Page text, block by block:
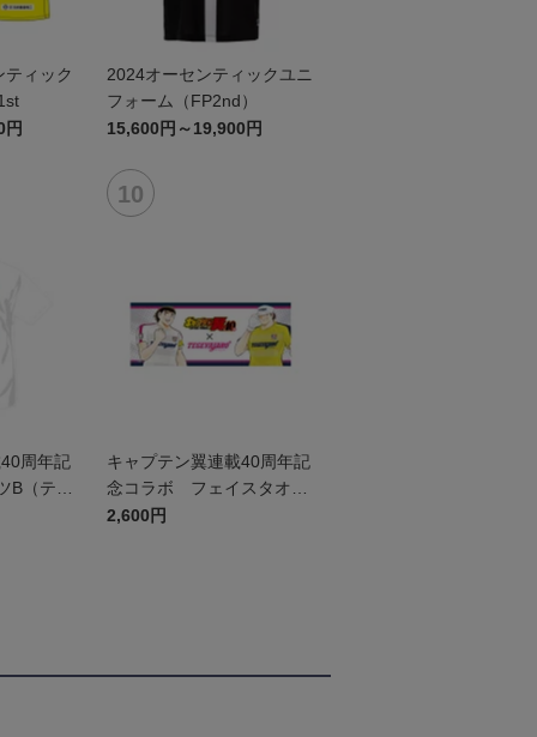
ィック
円
2024オーセンティックユニ
フォーム（FP2nd）
15,600円～19,900円
周年記
（テゲ
キャプテン翼連載40周年記
念コラボ フェイスタオル
（テゲバジャーロ宮崎）
2,600円